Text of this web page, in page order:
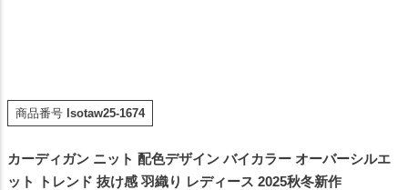
商品番号 lsotaw25-1674
カーディガン ニット 配色デザイン バイカラー オーバーシルエ
ット トレンド 抜け感 羽織り レディース 2025秋冬新作